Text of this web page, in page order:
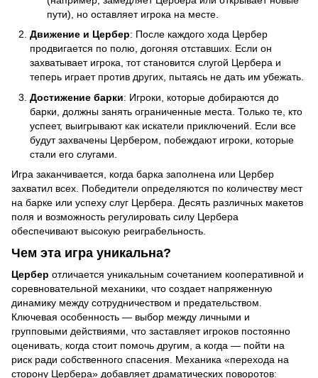
пути), но оставляет игрока на месте.
Движение и Цербер: После каждого хода Цербер
продвигается по полю, догоняя отставших. Если он
захватывает игрока, тот становится слугой Цербера и
теперь играет против других, пытаясь не дать им убежать.
Достижение барки: Игроки, которые добираются до
барки, должны занять ограниченные места. Только те, кто
успеет, выигрывают как искатели приключений. Если все
будут захвачены Цербером, побеждают игроки, которые
стали его слугами.
Игра заканчивается, когда барка заполнена или Цербер
захватил всех. Победители определяются по количеству мест
на барке или успеху слуг Цербера. Десять различных макетов
поля и возможность регулировать силу Цербера
обеспечивают высокую реиграбельность.
Чем эта игра уникальна?
Цербер отличается уникальным сочетанием кооперативной и
соревновательной механики, что создает напряженную
динамику между сотрудничеством и предательством.
Ключевая особенность — выбор между личными и
групповыми действиями, что заставляет игроков постоянно
оценивать, когда стоит помочь другим, а когда — пойти на
риск ради собственного спасения. Механика «перехода на
сторону Цербера» добавляет драматических поворотов: